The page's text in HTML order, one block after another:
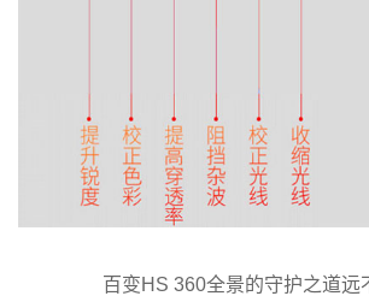
百变HS 360全景的守护之道远